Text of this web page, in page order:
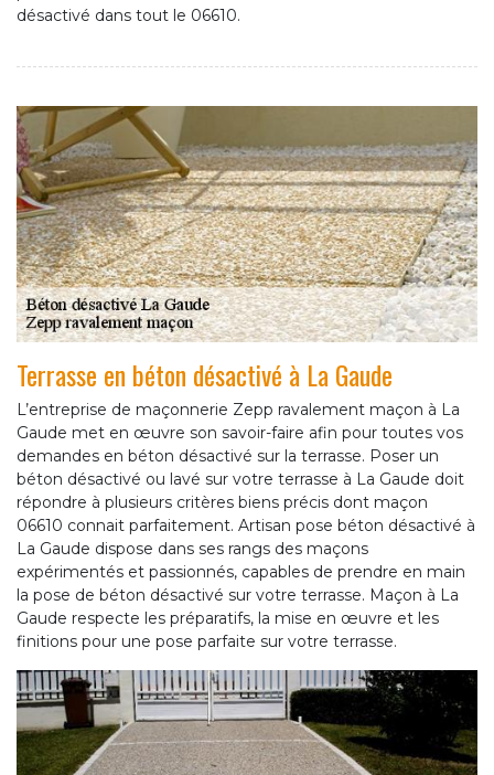
désactivé dans tout le 06610.
Terrasse en béton désactivé à La Gaude
L’entreprise de maçonnerie Zepp ravalement maçon à La
Gaude met en œuvre son savoir-faire afin pour toutes vos
demandes en béton désactivé sur la terrasse. Poser un
béton désactivé ou lavé sur votre terrasse à La Gaude doit
répondre à plusieurs critères biens précis dont maçon
06610 connait parfaitement. Artisan pose béton désactivé à
La Gaude dispose dans ses rangs des maçons
expérimentés et passionnés, capables de prendre en main
la pose de béton désactivé sur votre terrasse. Maçon à La
Gaude respecte les préparatifs, la mise en œuvre et les
finitions pour une pose parfaite sur votre terrasse.